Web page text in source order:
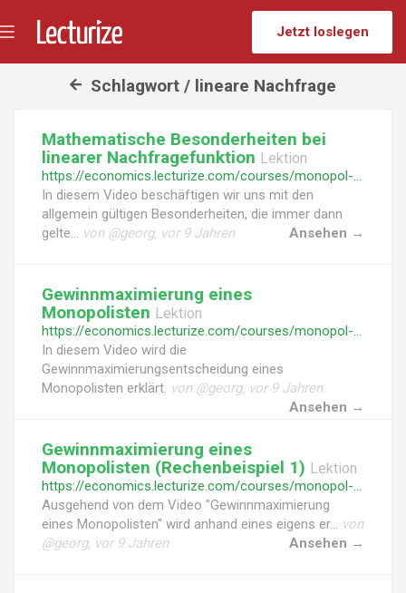
Jetzt loslegen
Schlagwort / lineare Nachfrage
Mathematische Besonderheiten bei
linearer Nachfragefunktion Lektion
https://economics.lecturize.com/courses/monopol-und-monopolistische-konkurrenz/lessons/mathematische-besonderheiten-bei-linearer-nachfragefunktion
In diesem Video beschäftigen wir uns mit den
allgemein gültigen Besonderheiten, die immer dann
gelte... von @georg, vor 9 Jahren Ansehen →
Gewinnmaximierung eines
Monopolisten Lektion
https://economics.lecturize.com/courses/monopol-und-monopolistische-konkurrenz/lessons/gewinnmaximierung-eines-monopolisten
In diesem Video wird die
Gewinnmaximierungsentscheidung eines
Monopolisten erklärt. von @georg, vor 9 Jahren
Ansehen →
Gewinnmaximierung eines
Monopolisten (Rechenbeispiel 1) Lektion
https://economics.lecturize.com/courses/monopol-und-monopolistische-konkurrenz/lessons/gewinnmaximierung-eines-monopolisten-rechenbeispiel-1
Ausgehend von dem Video "Gewinnmaximierung
eines Monopolisten" wird anhand eines eigens er... von
@georg, vor 9 Jahren
Ansehen →